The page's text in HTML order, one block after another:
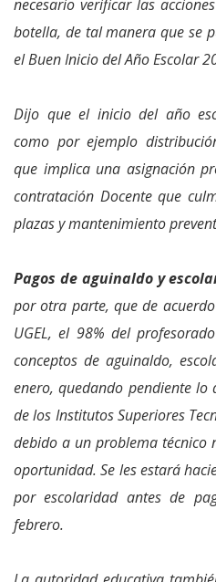
necesario verificar las
botella, de tal manera que se
el Buen Inicio del Año Escolar
Dijo que el inicio del año
como por ejemplo
que implica una asignación
contratación Docente que
plazas y mantenimiento
Pagos de aguinaldo y
por otra parte, que de
UGEL, el 98% del
conceptos de aguinaldo,
enero, quedando pendiente lo
de los Institutos Superiores
debido a un problema técnico
oportunidad. Se les estará
por escolaridad antes de
febrero.